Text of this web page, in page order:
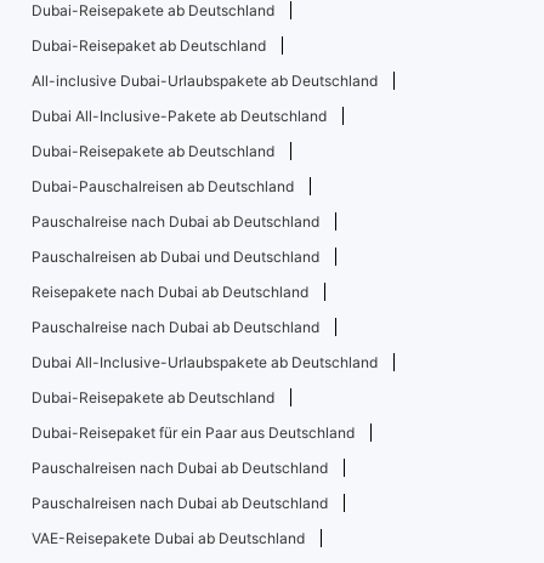
Dubai-Reisepakete ab Deutschland
Dubai-Reisepaket ab Deutschland
All-inclusive Dubai-Urlaubspakete ab Deutschland
Dubai All-Inclusive-Pakete ab Deutschland
Dubai-Reisepakete ab Deutschland
Dubai-Pauschalreisen ab Deutschland
Pauschalreise nach Dubai ab Deutschland
Pauschalreisen ab Dubai und Deutschland
Reisepakete nach Dubai ab Deutschland
Pauschalreise nach Dubai ab Deutschland
Dubai All-Inclusive-Urlaubspakete ab Deutschland
Dubai-Reisepakete ab Deutschland
Dubai-Reisepaket für ein Paar aus Deutschland
Pauschalreisen nach Dubai ab Deutschland
Pauschalreisen nach Dubai ab Deutschland
VAE-Reisepakete Dubai ab Deutschland